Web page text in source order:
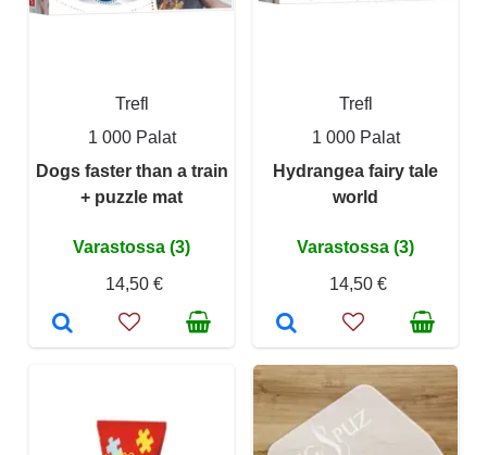
Trefl
1 000 Palat
Dogs faster than a train
+ puzzle mat
Varastossa (3)
14,50 €
Trefl
1 000 Palat
Hydrangea fairy tale
world
Varastossa (3)
14,50 €